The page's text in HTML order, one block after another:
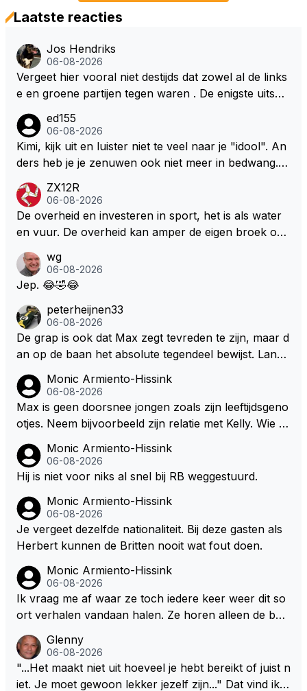
Laatste reacties
Jos Hendriks
06-08-2026
Vergeet hier vooral niet destijds dat zowel al de links
e en groene partijen tegen waren . De enigste uitspr
over dan kunnen ze hun eigen uitlaat gassen inade
men maar niet wetende was dat de F1 motor schone
r is dan een normale auto. Dus denk echt niet dat de
ters zullen steunen laat staan om een euro in het cir
cuit Zandvoort te steken
ed155
06-08-2026
Kimi, kijk uit en luister niet te veel naar je "idool". An
ders heb je je zenuwen ook niet meer in bedwang. Zi
Marquez/Jos ? Veel gezelliger
ZX12R
06-08-2026
De overheid en investeren in sport, het is als water
en vuur. De overheid kan amper de eigen broek oph
s. Je kunt de Staat het best vergelijken met de sherif
f van Nottinghem (Robin Hood) welk achter de bom
m/haar van zijn laatste zuurverdiende stuiver te ber
oven. De Staat heeft nooit ooit maar een stuiver in Z
andvoort willen investeren en dat zal ook nooit gebe
uren. Afdragen van BTW gelden en vergunningen bi
j dergelijke sportievefestiviteiten MOET je dan weer
wel afstaan, de parasiet.
wg
06-08-2026
Jep. 😂🤣😂
peterheijnen33
06-08-2026
De grap is ook dat Max zegt tevreden te zijn, maar d
an op de baan het absolute tegendeel bewijst. Lando
dan eigenlijk niet echt zien. ;)
Monic Armiento-Hissink
06-08-2026
Max is geen doorsnee jongen zoals zijn leeftijdsgeno
otjes. Neem bijvoorbeeld zijn relatie met Kelly. Wie g
artjes ouder is en al een kleine heeft van een voorm
alig RB-lid op de leeftijd van 23 jaar? Hij doet dingen
oon. Ieder jaar is er in Hongarije een uitje voor zijn t
eam. Op 28-jarige leeftijd is hij al eigenaar van een su
ccesvol raceteam. Hij is niet alleen speciaal in de aut
Monic Armiento-Hissink
06-08-2026
Hij is niet voor niks al snel bij RB weggestuurd.
Monic Armiento-Hissink
06-08-2026
Je vergeet dezelfde nationaliteit. Bij deze gasten als
Herbert kunnen de Britten nooit wat fout doen.
Monic Armiento-Hissink
06-08-2026
Ik vraag me af waar ze toch iedere keer weer dit so
ort verhalen vandaan halen. Ze horen alleen de boa
gedaan worden als ie nog vol adrenaline zit, maar ni
emand weet wat er zich afspeelt achter gesloten de
uren. Bovendien werken er 2000 man bij RB en niet
Glenny
06-08-2026
"...Het maakt niet uit hoeveel je hebt bereikt of juist n
iet. Je moet gewoon lekker jezelf zijn..." Dat vind ik z